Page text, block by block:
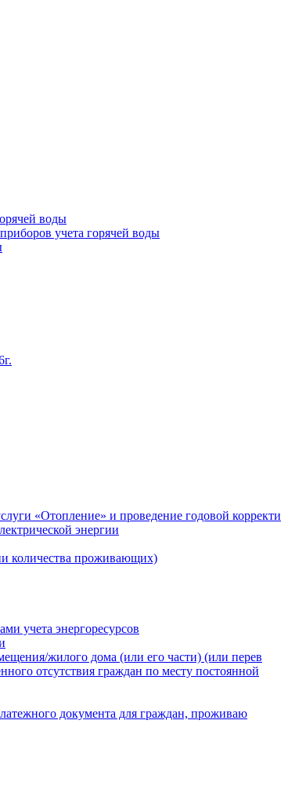
воды
учета горячей воды
«Отопление» и проведение годовой корректи
энергии
количества проживающих)
учета энергоресурсов
жилого дома (или его части) (или перев
отсутствия граждан по месту постоянной
документа для граждан, проживаю